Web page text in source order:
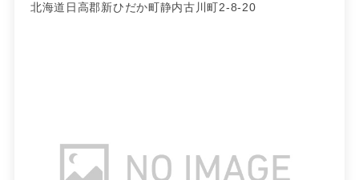
北海道日高郡新ひだか町静内古川町2-8-20